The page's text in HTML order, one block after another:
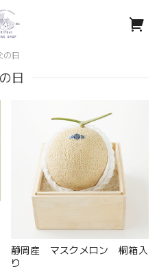
の日
日
静岡産 マスクメロン 桐箱入
り